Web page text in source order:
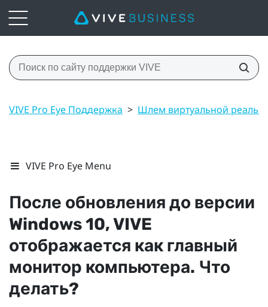
VIVE Pro Eye Поддержка > Шлем виртуальной
VIVE Pro Eye Menu
После обновления до версии
Windows10,VIVE
отображается как главный
монитор компьютера. Что
делать?